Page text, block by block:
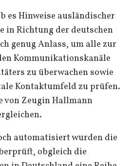
es Hinweise ausländischer
in Richtung der deutschen
genug Anlass, um alle zur
Kommunikationskanäle
zu überwachen sowie
Kontaktumfeld zu prüfen.
von Zeugin Hallmann
automatisiert wurden die
obgleich die